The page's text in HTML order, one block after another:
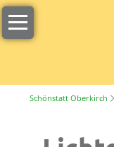
Navigation
überspringen
Willkommen
s
´Lädele
Schönstatt Oberkirch